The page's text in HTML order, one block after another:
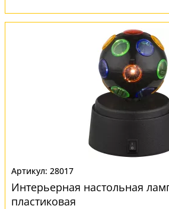
28017
Интерьерная настольная
пластиковая